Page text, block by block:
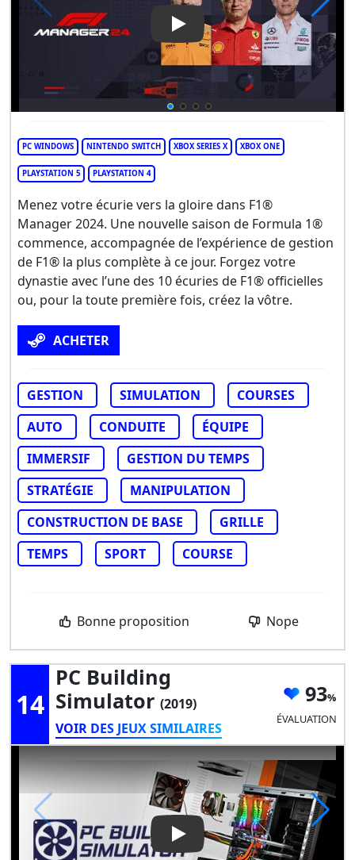
Play Video: F1 Manager 2024
PC WINDOWS NINTENDO SWITCH XBOX SERIES X XBOX ONE
PLAYSTATION 5 PLAYSTATION 4
Menez votre écurie vers la gloire dans F1®
Manager 2024. Une nouvelle saison de Formula 1®
commence, accompagnée de l’expérience de gestion
de F1® la plus complète à ce jour. Forgez votre
dynastie avec l’une des 10 écuries de F1® officielles
ou, pour la toute première fois, créez la vôtre.
ACHETER
GESTION SIMULATION
COURSES
AUTO
CONDUITE
ÉQUIPE
IMMERSIF
GESTION DU TEMPS
STRATÉGIE
MANIPULATION
CONSTRUCTION DE BASE
GRILLE
TEMPS
SPORT COURSE
Bonne proposition Nope
14
PC Building
Simulator (2019)
VOIR DES JEUX SIMILAIRES
93
ÉVALUATION
Play Video: PC Building